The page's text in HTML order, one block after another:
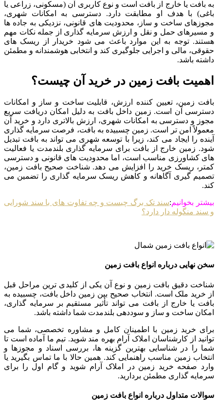
به بافت یا خارج از بافت است و نوع کاربری آن (مسکونی، زراعی یا
باغی) با هدف او مطابقت دارد. دسترسی به امکانات شهری،
مجوزهای ساخت و ساز، محدودیت های قانونی، نزدیکی به جاده ها
و مسیرهای حمل و نقل و ارزش سرمایه گذاری از جمله نکات مهم
هستند. توجه به این موارد باعث می شود خریدار از ریسک های
حقوقی، مالی و اجرایی جلوگیری کند و انتخابی هوشمندانه و مطمئن
داشته باشد.
اهمیت بافت زمین در خرید آن چیست؟
بافت زمین، تعیین کننده ارزش، قابلیت ساخت و ساز و امکانات
دسترسی آن است. زمین داخل بافت به دلیل امکان دریافت سریع
مجوز و دسترسی به امکانات شهری، ارزش بالاتری دارد و خرید آن
معمولاً امن تر است. زمین چسبیده به بافت، فرصت سرمایه گذاری
آینده را ایجاد می کند، زیرا با توسعه شهری می تواند به بافت تبدیل
شود. زمین خارج از بافت برای سرمایه گذاری بلندمدت یا فعالیت
های کشاورزی مناسب است، اما محدودیت های قانونی و دسترسی
کمتر، ریسک خرید را افزایش می دهد. شناخت صحیح بافت زمین،
تصمیم گیری آگاهانه و کاهش ریسک سرمایه گذاری را تضمین می
کند.
بیشتر بخوانیم:سند تک برگ چیست و چه تفاوت های با سند شورایی
و سند منگوله دار دارد؟
سخن نهایی درباره انواع بافت زمین
شناخت دقیق بافت زمین و نوع آن یکی از کلیدی ترین مراحل قبل
از خرید ملک است. انتخاب صحیح بین زمین داخل بافت، چسبیده به
بافت یا خارج از بافت می تواند تأثیر مستقیم بر سرمایه گذاری،
امکان ساخت و ساز و سوددهی بلندمدت شما داشته باشد.
برای خرید زمین با اطمینان کامل و مشاوره تخصصی، شما می
توانید از کارشناسان املاک آرام بهره مند شوید. تیم ما آماده است تا
شما را در شناسایی بهترین گزینه ها، بررسی اسناد و مجوزها و
انتخاب زمین مناسب راهنمایی کند. همین حالا با ما تماس بگیرید یا
وارد صفحه خرید زمین در املاک آرام شوید و گام اول را برای
سرمایه گذاری مطمئن بردارید.
سوالات متداول درباره انواع بافت زمین